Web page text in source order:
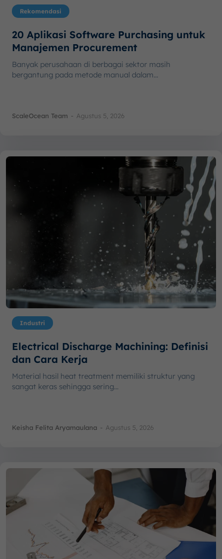
Rekomendasi
20 Aplikasi Software Purchasing untuk
Manajemen Procurement
Banyak perusahaan di berbagai sektor masih
bergantung pada metode manual dalam...
ScaleOcean Team - Agustus 5, 2026
Industri
Electrical Discharge Machining: Definisi
dan Cara Kerja
Material hasil heat treatment memiliki struktur yang
sangat keras sehingga sering...
Keisha Felita Aryamaulana - Agustus 5, 2026